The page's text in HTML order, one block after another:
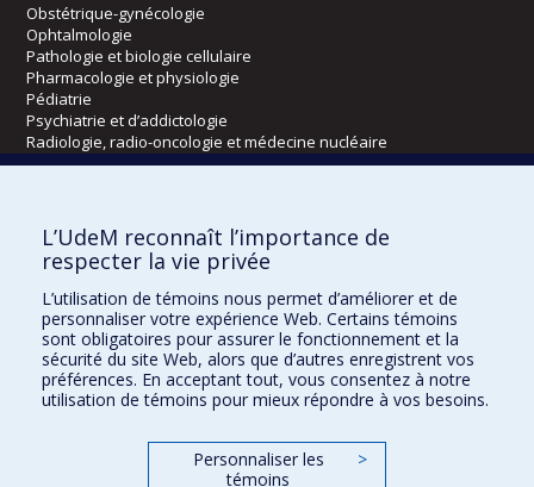
Obstétrique-gynécologie
Ophtalmologie
Pathologie et biologie cellulaire
Pharmacologie et physiologie
Pédiatrie
Psychiatrie et d’addictologie
Radiologie, radio-oncologie et médecine nucléaire
Kinésiologie et des sciences de l’activité physique
Orthophonie et audiologie
Réadaptation
Directions
DPC
CPASS
L’UdeM reconnaît l’importance de
respecter la vie privée
L’utilisation de témoins nous permet d’améliorer et de
personnaliser votre expérience Web. Certains témoins
sont obligatoires pour assurer le fonctionnement et la
sécurité du site Web, alors que d’autres enregistrent vos
préférences. En acceptant tout, vous consentez à notre
utilisation de témoins pour mieux répondre à vos besoins.
Personnaliser les
témoins
>